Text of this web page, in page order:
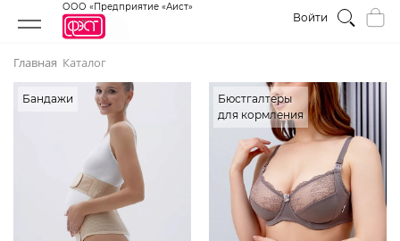
ООО «Предприятие «Аист»
Войти
Главная Каталог
Бандажи
Бюстгалтеры
для кормления